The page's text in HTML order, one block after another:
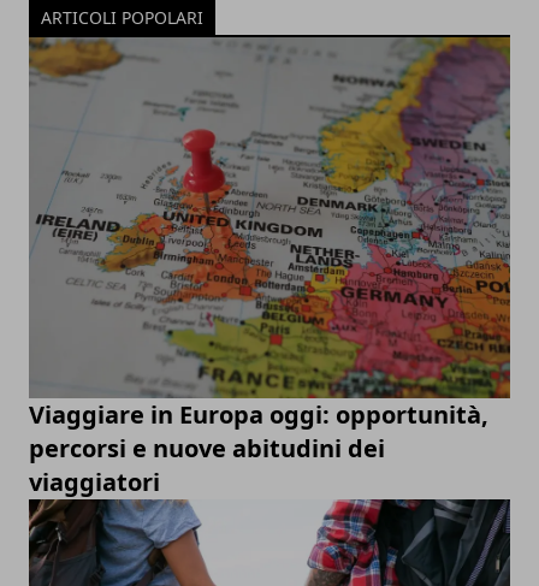
ARTICOLI POPOLARI
Viaggiare in Europa oggi: opportunità,
percorsi e nuove abitudini dei
viaggiatori